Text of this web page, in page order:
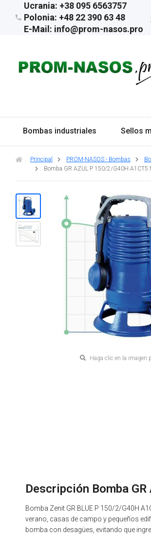
Ucrania: +38 095 6563757
Polonia: +48 22 390 63 48
E-Mail: info@prom-nasos.pro
Bombas industriales Sellos
Principal PROM-NASOS - Bombas
Bomba GR AZUL P 150/2/G40H A1CT5
Haga clic en la imagen
Descripción Bomba
Bomba Zenit GR BLUE P 150/2/G40H
verano, casas de campo y pequeños
bomba con desagües, evitando que